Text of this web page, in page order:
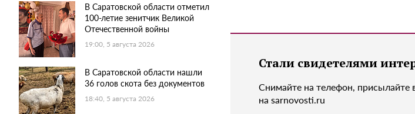
В Саратовской области отметил
100-летие зенитчик Великой
Отечественной войны
19:00, 5 августа 2026
В Саратовской области нашли
36 голов скота без документов
18:40, 5 августа 2026
Стали свидетелями
Снимайте на телефон, присылайте
на sarnovosti.ru